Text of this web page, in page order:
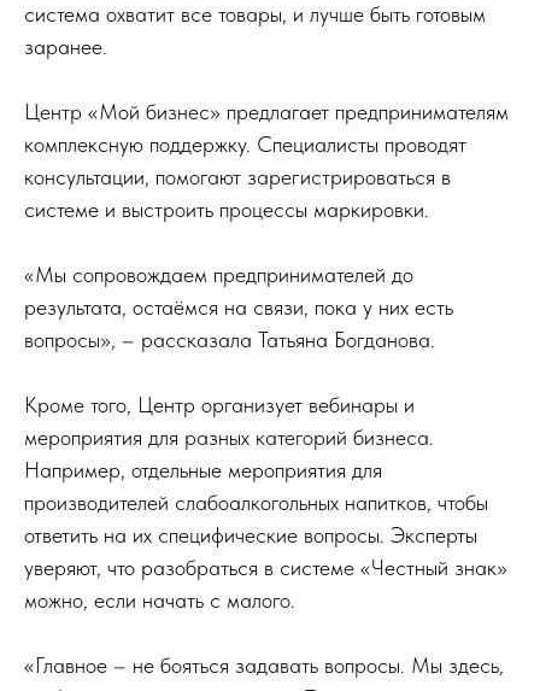
система охватит все товары, и лучше быть готовым
заранее.
Центр «Мой бизнес» предлагает предпринимателям
комплексную поддержку. Специалисты проводят
консультации, помогают зарегистрироваться в
системе и выстроить процессы маркировки.
«Мы сопровождаем предпринимателей до
результата, остаёмся на связи, пока у них есть
вопросы», – рассказала Татьяна Богданова.
Кроме того, Центр организует вебинары и
мероприятия для разных категорий бизнеса.
Например, отдельные мероприятия для
производителей слабоалкогольных напитков, чтобы
ответить на их специфические вопросы. Эксперты
уверяют, что разобраться в системе «Честный знак»
можно, если начать с малого.
«Главное – не бояться задавать вопросы. Мы здесь,